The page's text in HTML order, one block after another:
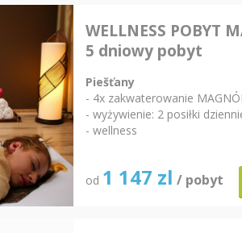
WELLNESS POBYT
5 dniowy pobyt
Piešťany
- 4x zakwaterowanie
- wyżywienie: 2 posiłki
- wellness
od 1 147 zl / pobyt